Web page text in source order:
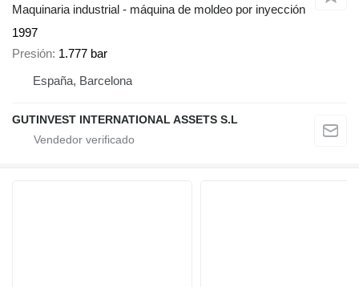
Maquinaria industrial - máquina de moldeo por inyección
1997
Presión 1.777 bar
España, Barcelona
GUTINVEST INTERNATIONAL ASSETS S.L